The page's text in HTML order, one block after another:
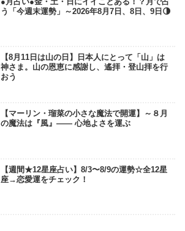
う「今週末運勢」～2026年8月7日、8日、9日🌗
【8月11日は山の日】日本人にとって「山」は
神さま。山の恩恵に感謝し、遙拝・登山拝を行
おう
【マーリン・瑠菜の小さな魔法で開運】～８月
の魔法は『風』―― 心地よさを運ぶ
【週間★12星座占い】8/3〜8/9の運勢☆全12星
座→恋愛運をチェック！